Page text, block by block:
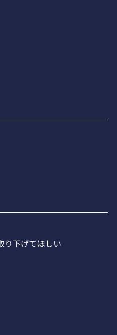
り下げてほしい